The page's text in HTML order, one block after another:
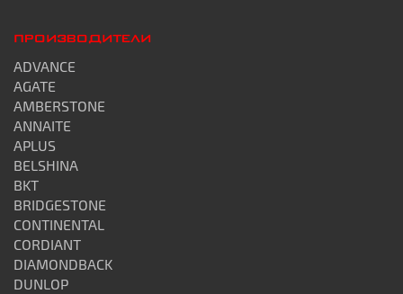
ПРОИЗВОДИТЕЛИ
ADVANCE
AGATE
AMBERSTONE
ANNAITE
APLUS
BELSHINA
BKT
BRIDGESTONE
CONTINENTAL
CORDIANT
DIAMONDBACK
DUNLOP